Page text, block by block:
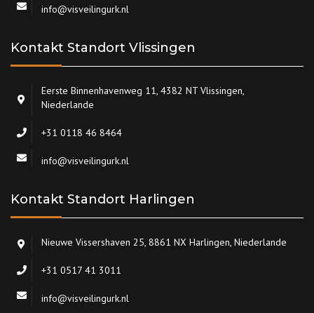
info@visveilingurk.nl
Kontakt Standort Vlissingen
Eerste Binnenhavenweg 11, 4382 NT Vlissingen,
Niederlande
+31 0118 46 8464
info@visveilingurk.nl
Kontakt Standort Harlingen
Nieuwe Vissershaven 25, 8861 NX Harlingen, Niederlande
+31 0517 41 3011
info@visveilingurk.nl